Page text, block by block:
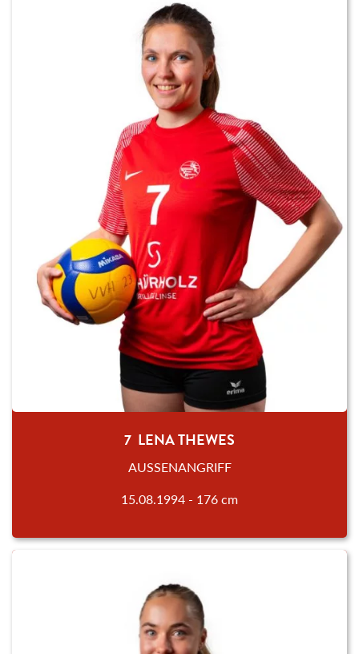
7 LENA THEWES
AUSSENANGRIFF
15.08.1994 - 176 cm